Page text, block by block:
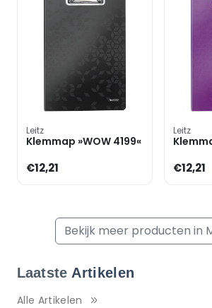
Leitz
Klemmap »WOW 4199«
€12,21
Leitz
€12,21
Bekijk meer producten in
Laatste Artikelen
Alle Artikelen